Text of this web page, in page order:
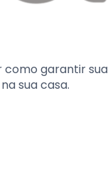
como garantir
sua casa.